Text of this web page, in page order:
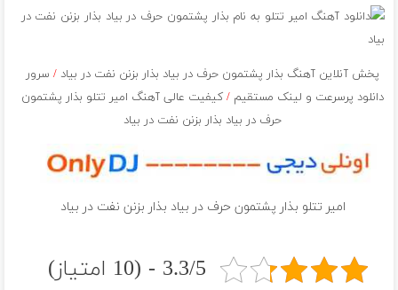
پخش آنلاین آهنگ بذار پشتمون حرف در بیاد بذار بزنن نفت در بیاد /سرور
دانلود پرسرعت و لینک مستقیم /کیفیت عالی آهنگ امیر تتلو بذار پشتمون
حرف در بیاد بذار بزنن نفت در بیاد
امیر تتلو بذار پشتمون حرف در بیاد بذار بزنن نفت در بیاد
3.3/5 - (10 امتیاز)